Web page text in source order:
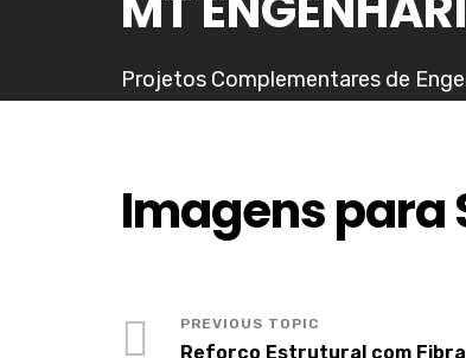
Projetos Complementares de
Imagens para
Reforço Estrutural com